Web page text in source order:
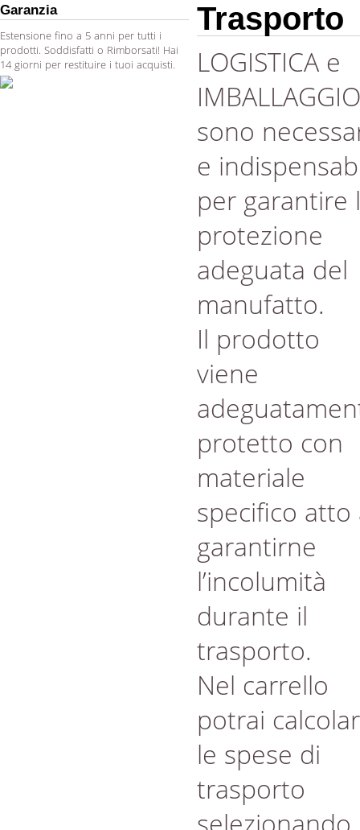
Garanzia
Estensione fino a 5 anni per tutti i
prodotti. Soddisfatti o Rimborsati! Hai
14 giorni per restituire i tuoi acquisti.
Trasporto
LOGISTICA e
IMBALLAGGIO
sono
e
per garantire
protezione
adeguata del
manufatto.
Il prodotto
viene
protetto con
materiale
specifico atto
garantirne
l’incolumità
durante il
trasporto.
Nel carrello
potrai
le spese di
trasporto